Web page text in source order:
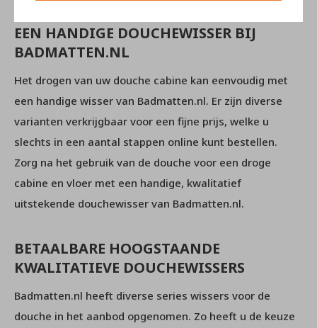
EEN HANDIGE DOUCHEWISSER BIJ
BADMATTEN.NL
Het drogen van uw douche cabine kan eenvoudig met
een handige wisser van Badmatten.nl. Er zijn diverse
varianten verkrijgbaar voor een fijne prijs, welke u
slechts in een aantal stappen online kunt bestellen.
Zorg na het gebruik van de douche voor een droge
cabine en vloer met een handige, kwalitatief
uitstekende douchewisser van Badmatten.nl.
BETAALBARE HOOGSTAANDE
KWALITATIEVE DOUCHEWISSERS
Badmatten.nl heeft diverse series wissers voor de
douche in het aanbod opgenomen. Zo heeft u de keuze